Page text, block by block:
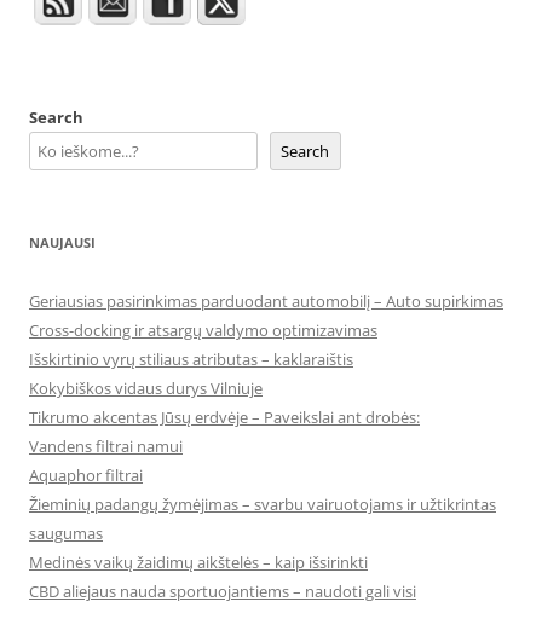
Search
Search
NAUJAUSI
Geriausias pasirinkimas parduodant automobilį – Auto supirkimas
Cross-docking ir atsargų valdymo optimizavimas
Išskirtinio vyrų stiliaus atributas – kaklaraištis
Kokybiškos vidaus durys Vilniuje
Tikrumo akcentas Jūsų erdvėje – Paveikslai ant drobės:
Vandens filtrai namui
Aquaphor filtrai
Žieminių padangų žymėjimas – svarbu vairuotojams ir užtikrintas
saugumas
Medinės vaikų žaidimų aikštelės – kaip išsirinkti
CBD aliejaus nauda sportuojantiems – naudoti gali visi